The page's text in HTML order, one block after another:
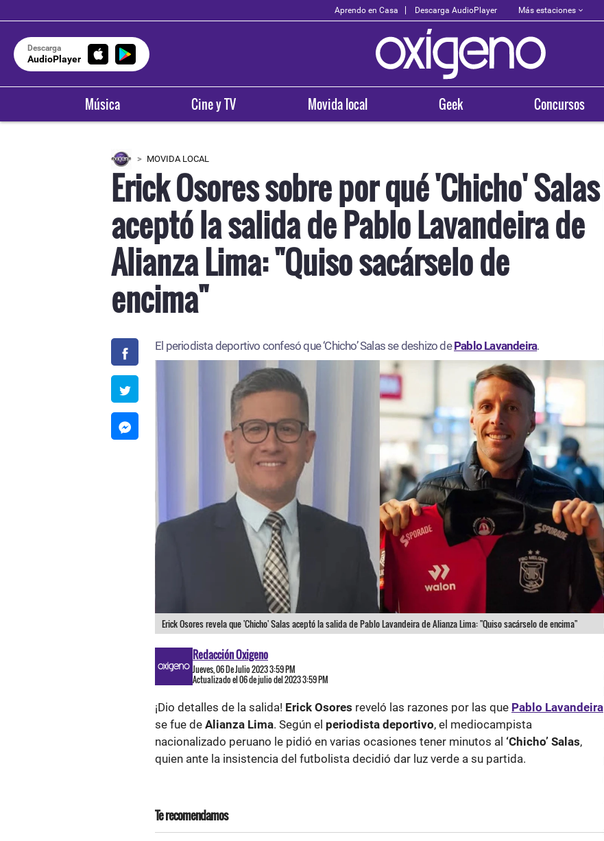
Aprendo en Casa Descarga AudioPlayer Más estaciones
Descarga
AudioPlayer
Música Cine y TV Movida local Geek Concursos
MOVIDA LOCAL
Erick Osores sobre por qué 'Chicho' Salas
aceptó la salida de Pablo Lavandeira de
Alianza Lima: "Quiso sacárselo de
encima"
El periodista deportivo confesó que ‘Chicho’ Salas se deshizo de Pablo Lavandeira.
Erick Osores revela que 'Chicho' Salas aceptó la salida de Pablo Lavandeira de Alianza Lima: "Quiso sacárselo de encima"
Redacción Oxigeno
Jueves, 06 De Julio 2023 3:59 PM
Actualizado el 06 de julio del 2023 3:59 PM
¡Dio detalles de la salida! Erick Osores reveló las razones por las que Pablo Lavandeira
se fue de Alianza Lima. Según el periodista deportivo, el mediocampista
nacionalizado peruano le pidió en varias ocasiones tener minutos al ‘Chicho’ Salas,
quien ante la insistencia del futbolista decidió dar luz verde a su partida.
Te recomendamos
OXÍGENO EN TU CIUDAD
Arequipa
93.5 FM
OXÍGENO EN TU CIUDAD
Trujillo
98.3
OXÍGENO EN TU CIUDAD
Huancayo
94.3